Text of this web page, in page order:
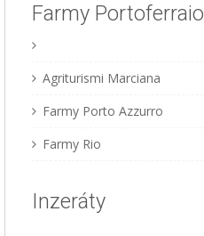
Farmy Portoferraio
Agriturismi Marciana
Farmy Porto Azzurro
Farmy Rio
Inzeráty